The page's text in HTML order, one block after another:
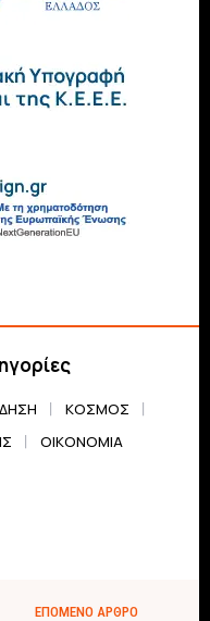
ΚΌΣΜΟΣ
ΟΙΚΟΝΟΜΊΑ
ΕΠΌΜΕΝΟ ΆΡΘΡΟ